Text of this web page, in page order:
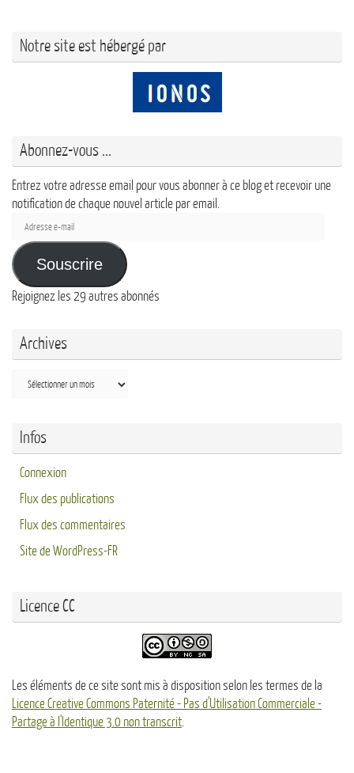
Notre site est hébergé par
Abonnez-vous ...
Entrez votre adresse email pour vous abonner à ce blog et recevoir une
notification de chaque nouvel article par email.
Adresse
mail
Souscrire
Rejoignez les 29 autres abonnés
Archives
Archives
Infos
Connexion
Flux des publications
Flux des commentaires
Site de WordPress-FR
Licence CC
Les éléments de ce site sont mis à disposition selon les termes de la
Licence Creative Commons Paternité - Pas d'Utilisation Commerciale -
Partage à l'Identique 3.0 non transcrit.